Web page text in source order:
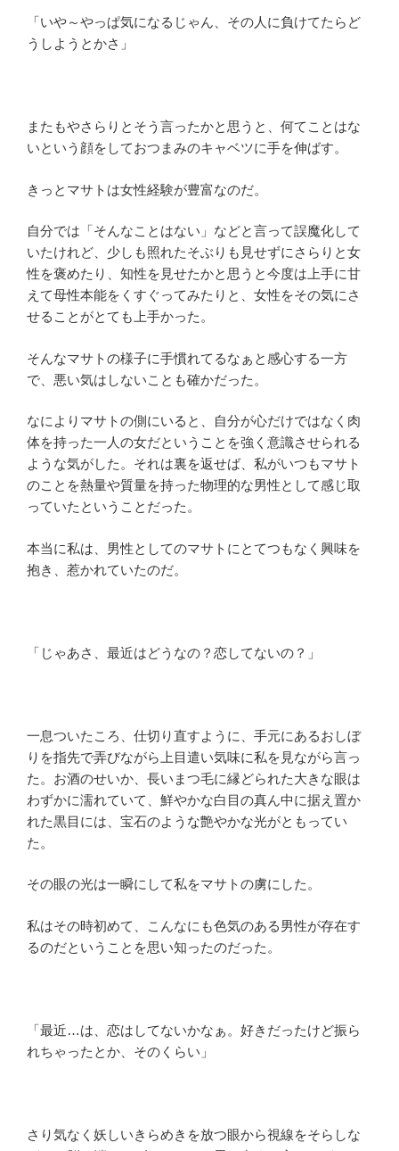
「いや～やっぱ気になるじゃん、その人に負けてたらど
うしようとかさ」
またもやさらりとそう言ったかと思うと、何てことはな
いという顔をしておつまみのキャベツに手を伸ばす。
きっとマサトは女性経験が豊富なのだ。
自分では「そんなことはない」などと言って誤魔化して
いたけれど、少しも照れたそぶりも見せずにさらりと女
性を褒めたり、知性を見せたかと思うと今度は上手に甘
えて母性本能をくすぐってみたりと、女性をその気にさ
せることがとても上手かった。
そんなマサトの様子に手慣れてるなぁと感心する一方
で、悪い気はしないことも確かだった。
なによりマサトの側にいると、自分が心だけではなく肉
体を持った一人の女だということを強く意識させられる
ような気がした。それは裏を返せば、私がいつもマサト
のことを熱量や質量を持った物理的な男性として感じ取
っていたということだった。
本当に私は、男性としてのマサトにとてつもなく興味を
抱き、惹かれていたのだ。
「じゃあさ、最近はどうなの？恋してないの？」
一息ついたころ、仕切り直すように、手元にあるおしぼ
りを指先で弄びながら上目遣い気味に私を見ながら言っ
た。お酒のせいか、長いまつ毛に縁どられた大きな眼は
わずかに濡れていて、鮮やかな白目の真ん中に据え置か
れた黒目には、宝石のような艶やかな光がともってい
た。
その眼の光は一瞬にして私をマサトの虜にした。
私はその時初めて、こんなにも色気のある男性が存在す
るのだということを思い知ったのだった。
「最近…は、恋はしてないかなぁ。好きだったけど振ら
れちゃったとか、そのくらい」
さり気なく妖しいきらめきを放つ眼から視線をそらしな